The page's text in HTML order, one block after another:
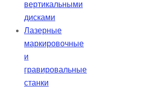
вертикальными
дисками
Лазерные
маркировочные
и
гравировальные
станки